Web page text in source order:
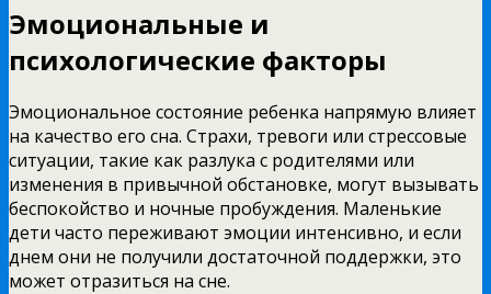
Эмоциональные и
психологические факторы
Эмоциональное состояние ребенка напрямую влияет
на качество его сна. Страхи, тревоги или стрессовые
ситуации, такие как разлука с родителями или
изменения в привычной обстановке, могут вызывать
беспокойство и ночные пробуждения. Маленькие
дети часто переживают эмоции интенсивно, и если
днем они не получили достаточной поддержки, это
может отразиться на сне.